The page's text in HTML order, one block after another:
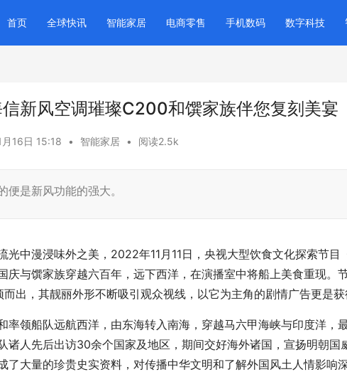
首页 全球快讯 智能家居 电商零售 手机数码 数字科技
新风空调璀璨C200和馔家族伴您复刻美宴
16日 15:18 • 智能家居 • 阅读2.5k
便是新风功能的强大。
光中漫浸味外之美，2022年11月11日，央视大型饮食文化探索节目
庆与馔家族穿越六百年，远下西洋，在演播室中将船上美食重现。
出，其靓丽外形不断吸引观众视线，以它为主角的剧情广告更是获
率领船队远航西洋，由东海转入南海，穿越马六甲海峡与印度洋，
诸人先后出访30余个国家及地区，期间交好海外诸国，宣扬明朝国
了大量的珍贵史实资料，对传播中华文明和了解外国风土人情影响